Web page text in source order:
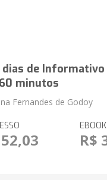
dias de Informativo
minutos
Fernandes de Godoy
EBOOK
R$